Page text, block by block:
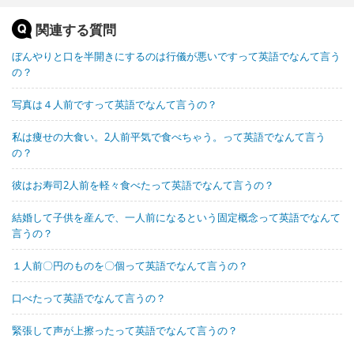
関連する質問
ぼんやりと口を半開きにするのは行儀が悪いですって英語でなんて言う
の？
写真は４人前ですって英語でなんて言うの？
私は痩せの大食い。2人前平気で食べちゃう。って英語でなんて言う
の？
彼はお寿司2人前を軽々食べたって英語でなんて言うの？
結婚して子供を産んで、一人前になるという固定概念って英語でなんて
言うの？
１人前〇円のものを〇個って英語でなんて言うの？
口べたって英語でなんて言うの？
緊張して声が上擦ったって英語でなんて言うの？